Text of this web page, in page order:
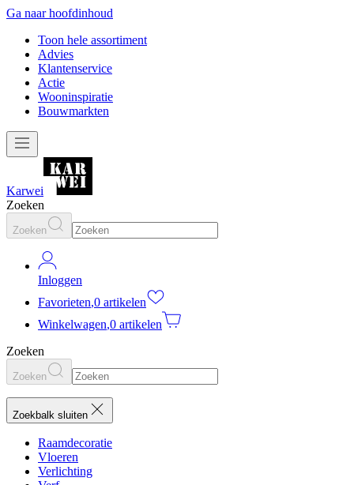
Ga naar hoofdinhoud
Toon hele assortiment
Advies
Klantenservice
Actie
Wooninspiratie
Bouwmarkten
Karwei
Zoeken
Zoeken
Inloggen
Favorieten,0 artikelen
Winkelwagen,0 artikelen
Zoeken
Zoeken
Zoekbalk sluiten
Raamdecoratie
Vloeren
Verlichting